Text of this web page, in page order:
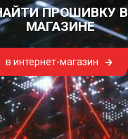
ПРОШИВКУ В
МАГАЗИНЕ
в интернет-магазин